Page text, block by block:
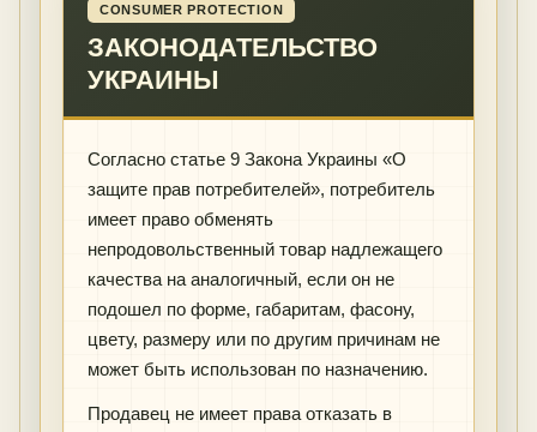
CONSUMER PROTECTION
ЗАКОНОДАТЕЛЬСТВО
УКРАИНЫ
Согласно статье 9 Закона Украины «О
защите прав потребителей», потребитель
имеет право обменять
непродовольственный товар надлежащего
качества на аналогичный, если он не
подошел по форме, габаритам, фасону,
цвету, размеру или по другим причинам не
может быть использован по назначению.
Продавец не имеет права отказать в